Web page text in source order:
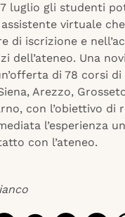
luglio gli studenti
virtuale
di iscrizione e
dell’ateneo. Una
di 78 corsi
Arezzo,
con l’obiettivo di
l’esperienza
con l’ateneo.